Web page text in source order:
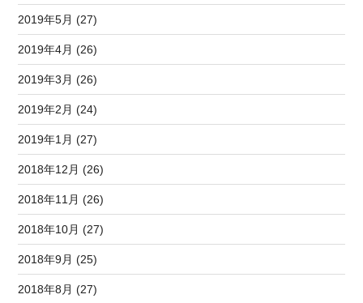
2019年5月 (27)
2019年4月 (26)
2019年3月 (26)
2019年2月 (24)
2019年1月 (27)
2018年12月 (26)
2018年11月 (26)
2018年10月 (27)
2018年9月 (25)
2018年8月 (27)